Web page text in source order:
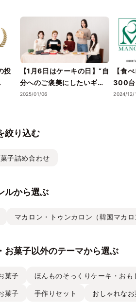
投
【1月6日はケーキの日】“自
分へのご褒美にしたいギフ
トスイーツ・ケーキ”5選
2025/01/06
【食
300台
スイ
2024/12/
絞り込む
子詰め合わせ
ルから選ぶ
マカロン・トゥンカロン（韓国マカ
お菓子以外のテーマから選ぶ
菓子 ほんものそっくりケーキ・おも
菓子 手作りセット おしゃれな